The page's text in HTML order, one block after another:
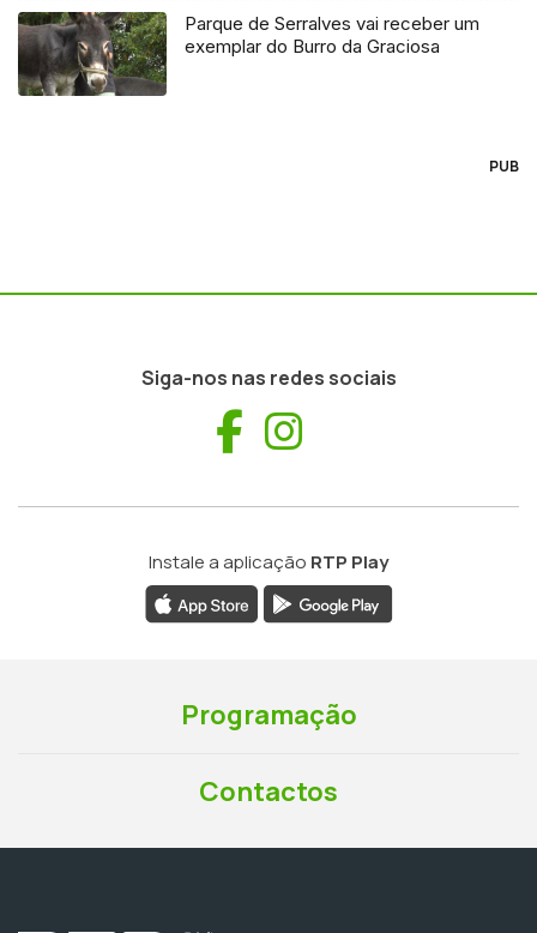
Parque de Serralves vai receber um
exemplar do Burro da Graciosa
PUB
Siga-nos nas redes sociais
Facebook
Instale a aplicação RTP Play
Programação
Contactos